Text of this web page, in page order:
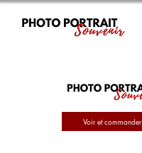
Voir et commander